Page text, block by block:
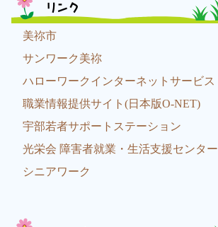
リンク
美祢市
サンワーク美祢
ハローワークインターネットサービス
職業情報提供サイト(日本版O-NET)
宇部若者サポートステーション
光栄会 障害者就業・生活支援センター
シニアワーク